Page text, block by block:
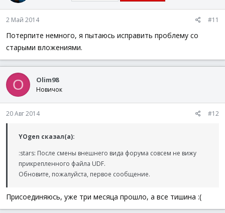
2 Май 2014 #11
Потерпите немного, я пытаюсь исправить проблему со
старыми вложениями.
O Olim98
Новичок
20 Авг 2014 #12
YOgen сказал(а):
:stars: После смены внешнего вида форума совсем не вижу
прикрепленного файла UDF.
Обновите, пожалуйста, первое сообщение.
Присоединяюсь, уже три месяца прошло, а все тишина :(